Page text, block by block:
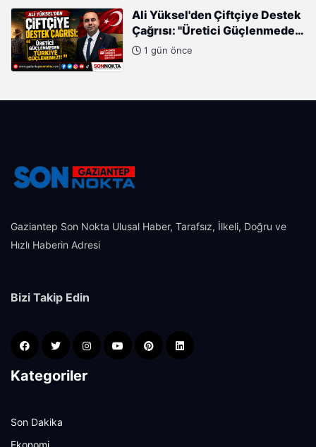
Ali Yüksel'den Çiftçiye Destek
Çağrısı: "Üretici Güçlenmeden
Türkiye Güçlenemez!"
1 gün önce
Gaziantep Son Nokta Ulusal Haber, Tarafsız, İlkeli, Doğru ve
Hızlı Haberin Adresi
Bizi Takip Edin
Kategoriler
Son Dakika